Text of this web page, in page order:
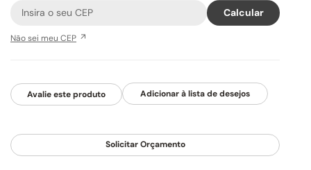
Não sei meu CEP
Avalie este produto
Solicitar Orçamento